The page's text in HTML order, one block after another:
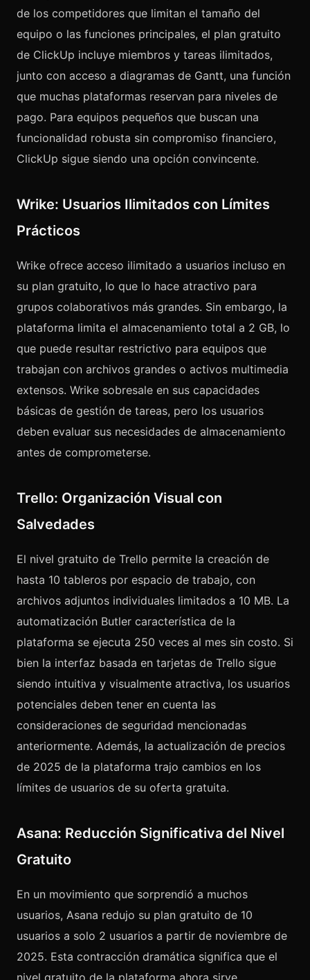
de los competidores que limitan el tamaño del
equipo o las funciones principales, el plan gratuito
de ClickUp incluye miembros y tareas ilimitados,
junto con acceso a diagramas de Gantt, una función
que muchas plataformas reservan para niveles de
pago. Para equipos pequeños que buscan una
funcionalidad robusta sin compromiso financiero,
ClickUp sigue siendo una opción convincente.
Wrike: Usuarios Ilimitados con Límites
Prácticos
Wrike ofrece acceso ilimitado a usuarios incluso en
su plan gratuito, lo que lo hace atractivo para
grupos colaborativos más grandes. Sin embargo, la
plataforma limita el almacenamiento total a 2 GB, lo
que puede resultar restrictivo para equipos que
trabajan con archivos grandes o activos multimedia
extensos. Wrike sobresale en sus capacidades
básicas de gestión de tareas, pero los usuarios
deben evaluar sus necesidades de almacenamiento
antes de comprometerse.
Trello: Organización Visual con
Salvedades
El nivel gratuito de Trello permite la creación de
hasta 10 tableros por espacio de trabajo, con
archivos adjuntos individuales limitados a 10 MB. La
automatización Butler característica de la
plataforma se ejecuta 250 veces al mes sin costo. Si
bien la interfaz basada en tarjetas de Trello sigue
siendo intuitiva y visualmente atractiva, los usuarios
potenciales deben tener en cuenta las
consideraciones de seguridad mencionadas
anteriormente. Además, la actualización de precios
de 2025 de la plataforma trajo cambios en los
límites de usuarios de su oferta gratuita.
Asana: Reducción Significativa del Nivel
Gratuito
En un movimiento que sorprendió a muchos
usuarios, Asana redujo su plan gratuito de 10
usuarios a solo 2 usuarios a partir de noviembre de
2025. Esta contracción dramática significa que el
nivel gratuito de la plataforma ahora sirve